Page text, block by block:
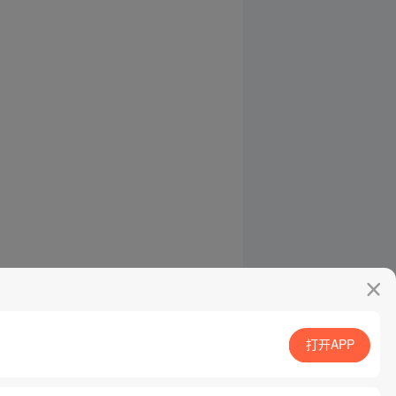
打开APP